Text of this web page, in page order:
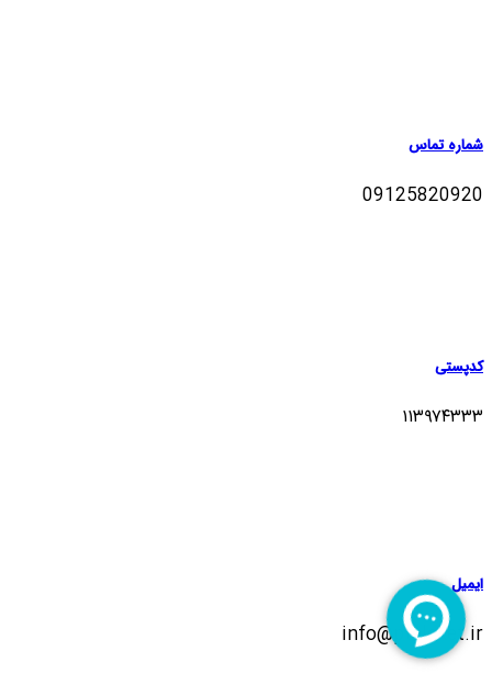
شماره تماس
09125820920
کدپستی
۱۱۳۹۷۴۳۳۳
ایمیل
info@pteleket.ir